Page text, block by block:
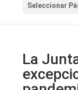
Seleccionar
La